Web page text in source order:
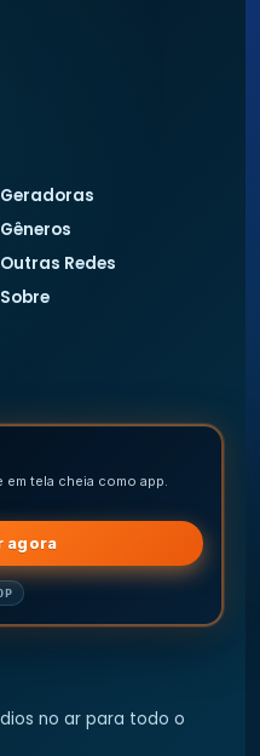
Geradoras
Gêneros
Outras Redes
Sobre
em tela cheia como app.
agora
no ar para todo o